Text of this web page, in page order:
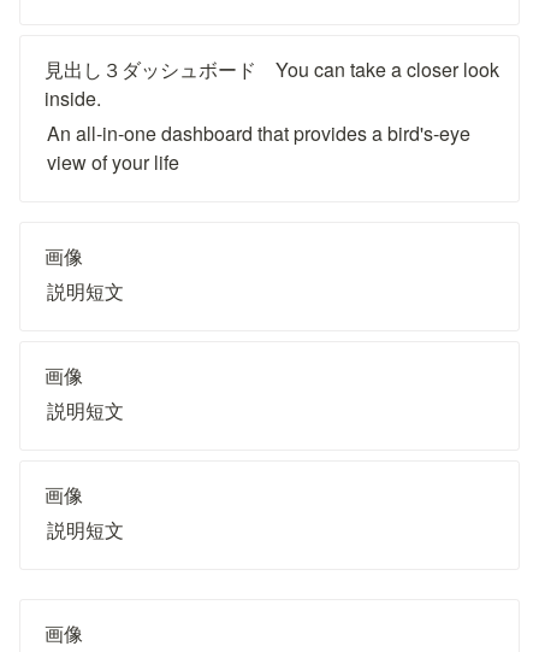
見出し３ダッシュボード　You can take a closer look
inside.
An all-in-one dashboard that provides a bird's-eye
view of your life
画像
説明短文
画像
説明短文
画像
説明短文
画像